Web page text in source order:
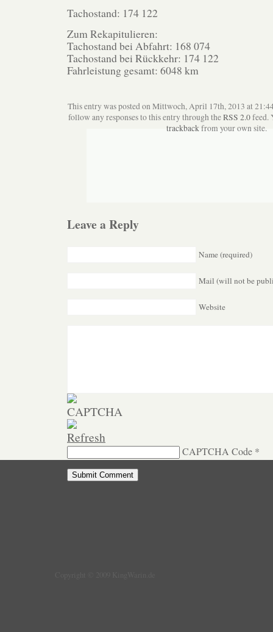
Tachostand: 174 122
Zum Rekapitulieren:
Tachostand bei Abfahrt: 168 074
Tachostand bei Rückkehr: 174 122
Fahrleistung gesamt: 6048 km
This entry was posted on Mittwoch, April 17th, 2013 at
follow any responses to this entry through theRSS 2.0feed.
trackbackfrom your own site.
Leave a Reply
Name (required)
Mail (will not be
Website
CAPTCHA Code *